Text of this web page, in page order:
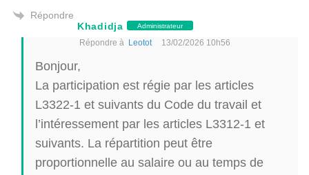
Répondre
Khadidja
Administrateur
Répondre à Leotot 13/02/2026 10h56
Bonjour,
La participation est régie par les articles
L3322-1 et suivants du Code du travail et
l’intéressement par les articles L3312-1 et
suivants. La répartition peut être
proportionnelle au salaire ou au temps de